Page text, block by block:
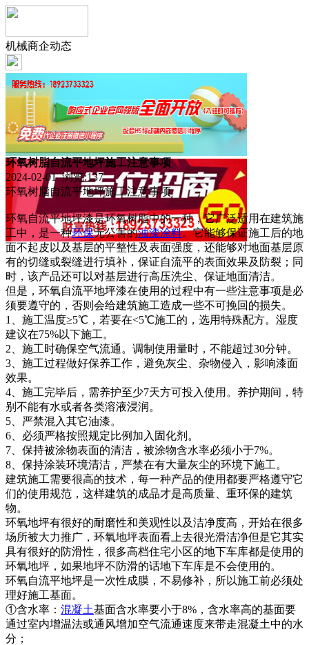
机械商企动态
环氧树脂自流平地坪施工注意事项
2024-02-01 浏览:137
环氧树脂自流平地坪施工注意事项
环氧自流平地坪漆是环氧树脂中的一种，它广泛适用在建筑施
工中，是一种环保无公害的油漆涂料。它能够保证施工后的地
面不起皮以及基层的平整性及表面强度，还能够对地面基层原
有的切缝或裂缝进行填补，保证自流平的表面效果及防裂；同
时，该产品还可以对基层进行高压洗尘、保证地面清洁。
但是，环氧自流平地坪漆在使用的过程中有一些注意事项是必
须要遵守的，否则会给建筑施工造成一些不可挽回的损失。
1、施工温度≥5℃，若要在<5℃施工的，选用特殊配方。湿度
建议在75%以下施工。
2、施工时确保空气流通。调制使用量时，不能超过30分钟。
3、施工过程做好保养工作，避免灰尘、杂物侵入，影响漆面
效果。
4、施工完毕后，需养护至少7天方可投入使用。养护期间，特
别不能有水或者各类溶液浸润。
5、严禁混入其它油漆。
6、必须严格按照规定比例加入固化剂。
7、保持被涂物表面的清洁，被涂物含水率必须小于7%。
8、保持涂装环境清洁，严禁在有大量灰尘的环境下施工。
建筑施工需要很高的技术，每一种产品的使用都要严格遵守它
们的使用规范，这样建筑的成品才是高质量、重环保的建筑
物。
环氧地坪有很好的耐磨性和美观性以及洁净度高，开始在很多
场所被大力推广，环氧地坪表面看上去很光滑洁净但是它其实
具有很好的防滑性，很多高档住宅小区的地下车库都是使用的
环氧地坪，如果地坪不防滑的话地下车库是不会使用的。
环氧自流平地坪是一次性成膜，不易修补，所以施工前必须处
理好施工基面。
①含水率： 混凝土基面含水率要小于8%，含水率高的基面要
通过室内增温法或通风增加空气流通速度来带走混凝土中的水
分；